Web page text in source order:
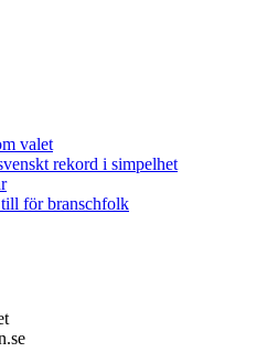
valet
rekord i simpelhet
till för branschfolk